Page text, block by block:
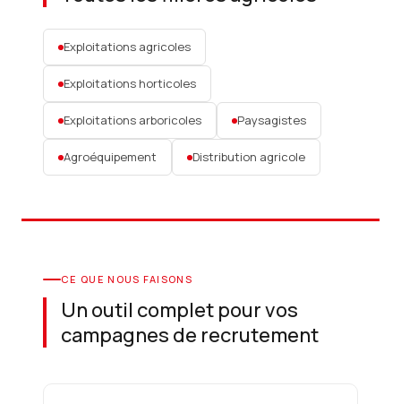
Exploitations agricoles
Exploitations horticoles
Exploitations arboricoles Paysagistes
Agroéquipement Distribution agricole
CE QUE NOUS FAISONS
Un outil complet pour vos
campagnes de recrutement